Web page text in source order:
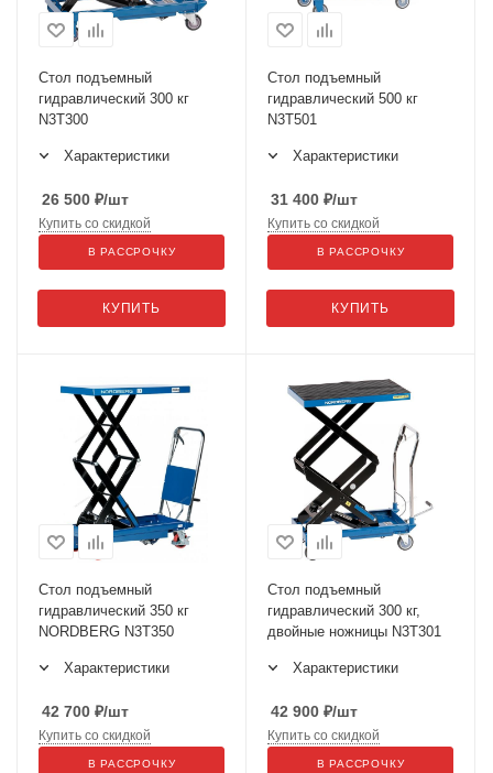
Стол подъемный
гидравлический 300 кг
N3T300
Характеристики
26 500 ₽/шт
КУПИТЬ
Купить со скидкой
В РАССРОЧКУ
Стол подъемный
гидравлический 500 кг
N3T501
Характеристики
31 400 ₽/шт
КУПИТЬ
Купить со скидкой
В РАССРОЧКУ
Стол подъемный
гидравлический 350 кг
NORDBERG N3T350
Характеристики
42 700 ₽/шт
Купить со скидкой
В РАССРОЧКУ
Стол подъемный
гидравлический 300 кг,
двойные ножницы N3T301
Характеристики
42 900 ₽/шт
Купить со скидкой
В РАССРОЧКУ